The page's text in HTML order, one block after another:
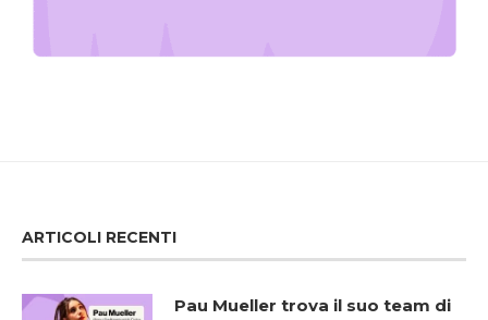
ARTICOLI RECENTI
Pau Mueller trova il suo team di